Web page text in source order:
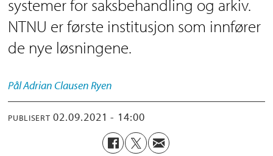
systemer for saksbehandling og arkiv.
NTNU er første institusjon som innfører
de nye løsningene.
Pål AdrianClausen Ryen
PUBLISERT 02.09.2021 - 14:00